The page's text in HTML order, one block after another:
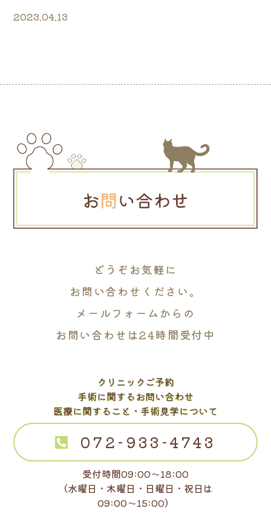
2023.04.13
どうぞお気軽に
お問い合わせください。
メールフォームからの
お問い合わせは24時間受付中
クリニックご予約
手術に関するお問い合わせ
医療に関すること・手術見学について
072-933-4743
受付時間09:00～18:00
（水曜日・木曜日・日曜日・祝日は
09:00～15:00）